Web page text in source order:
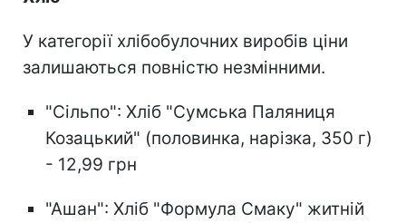
У категорії хлібобулочних виробів ціни
залишаються повністю незмінними.
"Сільпо": Хліб "Сумська Паляниця
Козацький" (половинка, нарізка, 350 г)
- 12,99 грн
"Ашан": Хліб "Формула Смаку" житній